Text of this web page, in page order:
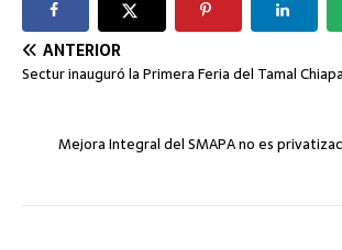
ANTERIOR
Sectur inauguró la Primera Feria del Tamal
Mejora Integral del SMAPA no es